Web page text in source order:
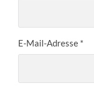
E-Mail-Adresse *